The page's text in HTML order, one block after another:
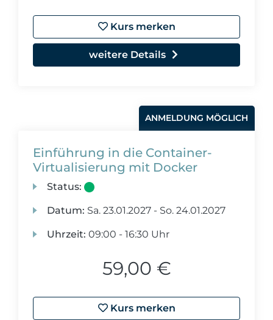
Kurs merken
weitere Details
ANMELDUNG MÖGLICH
Einführung in die Container-
Virtualisierung mit Docker
Status:
Datum: Sa. 23.01.2027 - So. 24.01.2027
Uhrzeit: 09:00 - 16:30 Uhr
59,00 €
Kurs merken